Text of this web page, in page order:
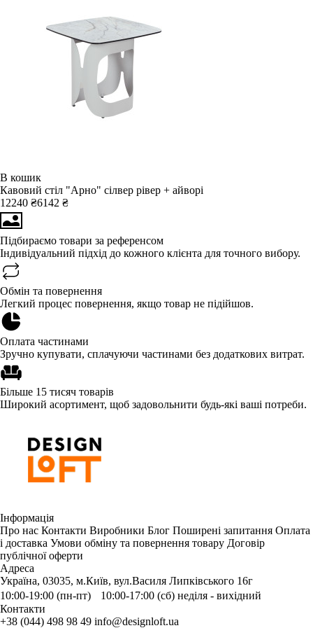
В кошик
Кавовий стіл "Арно" сілвер рівер + айворі
12240 ₴6142 ₴
Підбираємо товари за референсом
Індивідуальний підхід до кожного клієнта для точного вибору.
Обмін та повернення
Легкий процес повернення, якщо товар не підійшов.
Оплата частинами
Зручно купувати, сплачуючи частинами без додаткових витрат.
Більше 15 тисяч товарів
Широкий асортимент, щоб задовольнити будь-які ваші потреби.
Інформація
Про нас Контакти Виробники Блог Поширені запитання Оплата
і доставка Умови обміну та повернення товару Договір
публічної оферти
Адреса
Україна, 03035, м.Київ, вул.Василя Липківського 16г
10:00-19:00 (пн-пт) 10:00-17:00 (сб) неділя - вихідний
Контакти
+38 (044) 498 98 49 info@designloft.ua